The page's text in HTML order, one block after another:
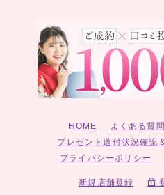
HOME よくある質問
プレゼント送付状況確認
プライバシーポリシー
新規店舗登録